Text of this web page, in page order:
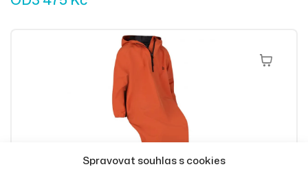
Spravovat souhlas s cookies
Výběr